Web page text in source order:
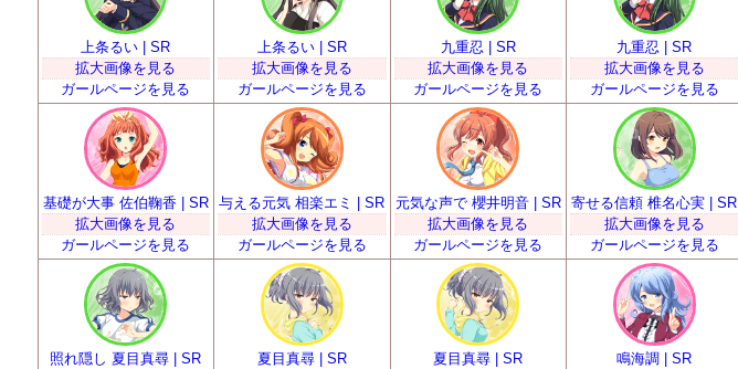
上条るい | SR
拡大画像を見る
ガールページを見る
上条るい | SR
拡大画像を見る
ガールページを見る
九重忍 | SR
拡大画像を見る
ガールページを見る
九重忍 | SR
拡大画像を見る
ガールページを見る
基礎が大事 佐伯鞠香 | SR
拡大画像を見る
ガールページを見る
与える元気 相楽エミ | SR
拡大画像を見る
ガールページを見る
元気な声で 櫻井明音 | SR
拡大画像を見る
ガールページを見る
寄せる信頼 椎名心実 | SR
拡大画像を見る
ガールページを見る
照れ隠し 夏目真尋 | SR
夏目真尋 | SR
夏目真尋 | SR
鳴海調 | SR